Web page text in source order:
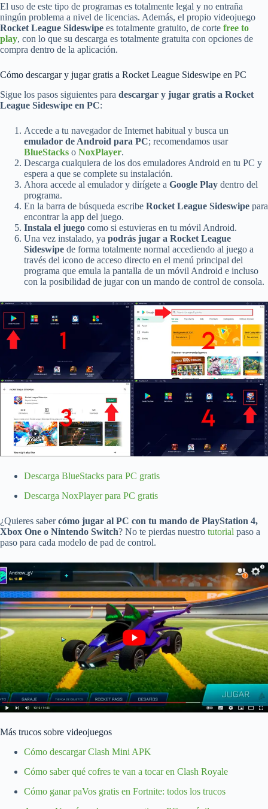
El uso de este tipo de programas es totalmente legal y no entraña
ningún problema a nivel de licencias. Además, el propio videojuego
Rocket League Sideswipe es totalmente gratuito, de corte free to
play, con lo que su descarga es totalmente gratuita con opciones de
compra dentro de la aplicación.
Cómo descargar y jugar gratis a Rocket League Sideswipe en PC
Sigue los pasos siguientes para descargar y jugar gratis a Rocket
League Sideswipe en PC:
Accede a tu navegador de Internet habitual y busca un
emulador de Android para PC; recomendamos usar
BlueStacks o NoxPlayer.
Descarga cualquiera de los dos emuladores Android en tu PC y
espera a que se complete su instalación.
Ahora accede al emulador y dirígete a Google Play dentro del
programa.
En la barra de búsqueda escribe Rocket League Sideswipe para
encontrar la app del juego.
Instala el juego como si estuvieras en tu móvil Android.
Una vez instalado, ya podrás jugar a Rocket League
Sideswipe de forma totalmente normal accediendo al juego a
través del icono de acceso directo en el menú principal del
programa que emula la pantalla de un móvil Android e incluso
con la posibilidad de jugar con un mando de control de consola.
Descarga BlueStacks para PC gratis
Descarga NoxPlayer para PC gratis
¿Quieres sabercómo jugar al PC con tu mando de PlayStation 4,
Xbox One o Nintendo Switch? No te pierdas nuestro tutorial paso a
paso para cada modelo de pad de control.
Más trucos sobre videojuegos
Cómo descargar Clash Mini APK
Cómo saber qué cofres te van a tocar en Clash Royale
Cómo ganar paVos gratis en Fortnite: todos los trucos